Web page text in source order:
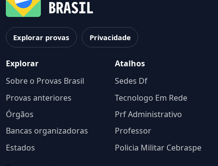
Explorar provas Privacidade
Explorar
Sobre o Provas Brasil
Provas anteriores
Órgãos
Bancas organizadoras
Estados
Atalhos
Sedes Df
Tecnologo Em Rede
Prf Administrativo
Professor
Policia Militar Cebraspe